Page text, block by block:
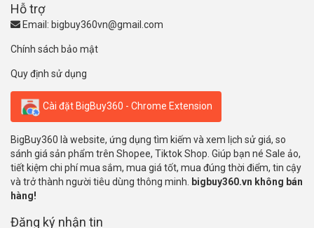
Hỗ trợ
Email: bigbuy360vn@gmail.com
Chính sách bảo mật
Quy định sử dụng
Cài đặt BigBuy360 - Chrome Extension
BigBuy360 là website, ứng dụng tìm kiếm và xem lịch sử giá, so
sánh giá sản phẩm trên Shopee, Tiktok Shop. Giúp bạn né Sale ảo,
tiết kiệm chi phí mua sắm, mua giá tốt, mua đúng thời điểm, tin cậy
và trở thành người tiêu dùng thông minh.
bigbuy360.vn không bán
hàng!
Đăng ký nhận tin